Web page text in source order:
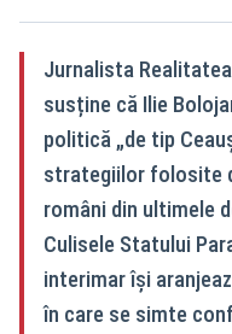
Jurnalista
susține că Ilie
politică „de tip
strategiilor folosite
români din ultimele
Culisele Statului
interimar își
în care se simte